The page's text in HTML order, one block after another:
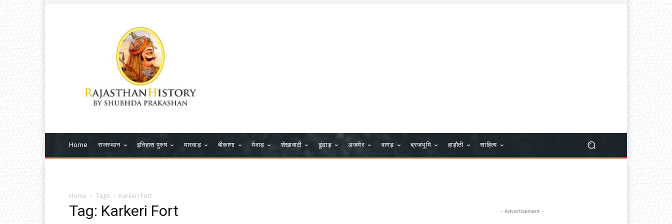
Home राजस्थान इतिहास पुरुष मारवाड़ बीकाणा मेवाड़ शेखावाटी ढूंढाड़ अजमेर वागड़ ब्रजभूमि हाड़ौती साहित्य
Home Tags Karkeri Fort
Tag: Karkeri Fort - Advertisement -